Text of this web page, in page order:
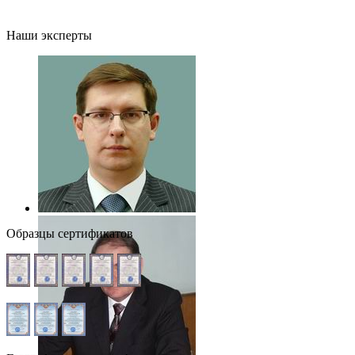
Наши эксперты
Образцы сертификатов